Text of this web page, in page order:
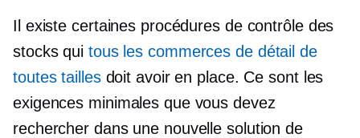
Il existe certaines procédures de contrôle des
stocks qui tous les commerces de détail de
toutes taillesdoit avoir en place. Ce sont les
exigences minimales que vous devez
rechercher dans une nouvelle solution de